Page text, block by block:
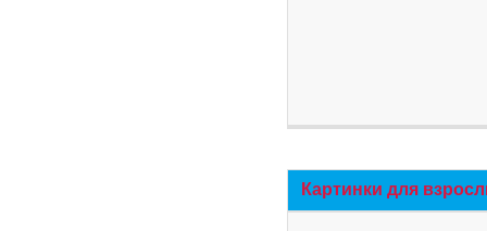
Картинки для